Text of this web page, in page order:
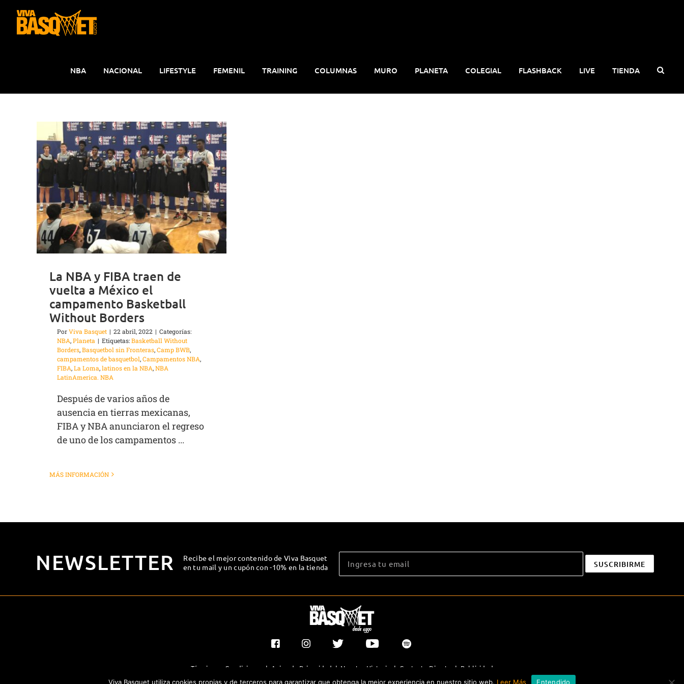
contenido
NBA NACIONAL LIFESTYLE FEMENIL TRAINING COLUMNAS MURO PLANETA COLEGIAL FLASHBACK LIVE TIENDA
La NBA y FIBA traen de
vuelta a México el
campamento Basketball
Without Borders
PorViva Basquet | 22 abril, 2022 | Categorías:
NBA,Planeta | Etiquetas:Basketball Without
Borders,Basquetbol sin Fronteras,Camp BWB,
campamentos de basquetbol,Campamentos NBA,
FIBA,La Loma,latinos en la NBA,NBA
LatinAmerica. NBA
Después de varios años de
ausencia en tierras mexicanas,
FIBA y NBA anunciaron el regreso
de uno de los campamentos ...
MÁS INFORMACIÓN
NEWSLETTER
Recibe el mejor contenido de Viva Basquet
en tu mail y un cupón con -10% en la tienda
Términos y Condiciones | Aviso de Privacidad | Nuestra Historia | Contacto Directo | Publicidad
Viva Basquet utiliza cookies propias y de terceros para garantizar que obtenga la mejor experiencia en nuestro sitio web. Leer Más Entendido